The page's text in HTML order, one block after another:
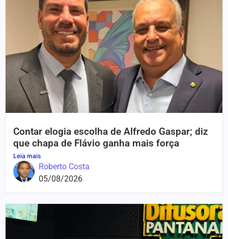
Contar elogia escolha de Alfredo Gaspar; diz
que chapa de Flávio ganha mais força
Leia mais
Roberto Costa
05/08/2026